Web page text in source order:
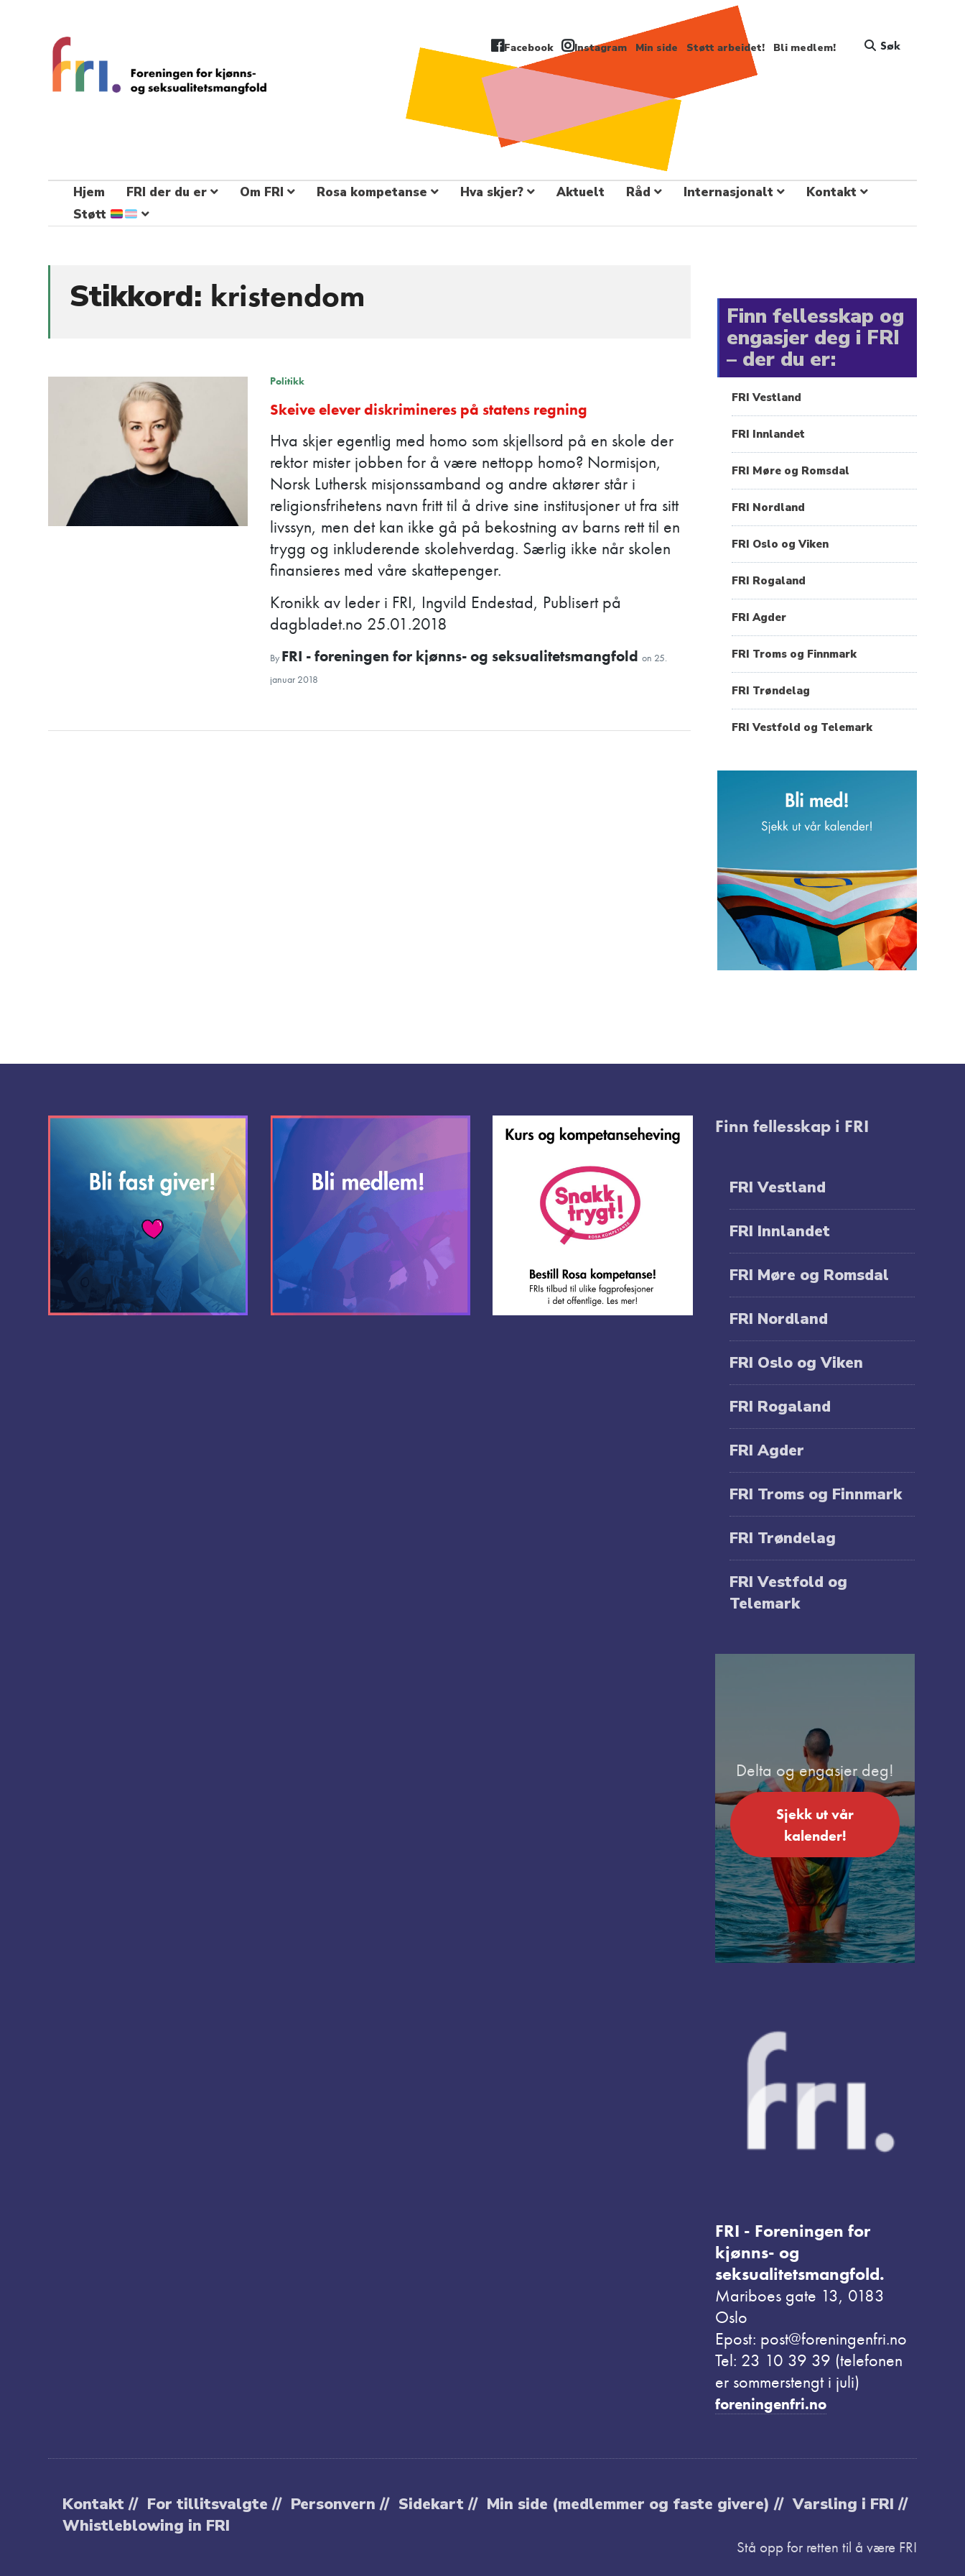
Facebook Instagram Min side Støtt arbeidet! Bli medlem! Søk
Hjem FRI der du er Om FRI Rosa kompetanse Hva skjer? Aktuelt Råd Internasjonalt
Kontakt
Støtt
Stikkord: kristendom
Politikk
Skeive elever diskrimineres på statens regning
Hva skjer egentlig med homo som skjellsord på en skole der
rektor mister jobben for å være nettopp homo? Normisjon,
Norsk Luthersk misjonssamband og andre aktører står i
religionsfrihetens navn fritt til å drive sine institusjoner ut fra sitt
livssyn, men det kan ikke gå på bekostning av barns rett til en
trygg og inkluderende skolehverdag. Særlig ikke når skolen
finansieres med våre skattepenger.
Kronikk av leder i FRI, Ingvild Endestad, Publisert på
dagbladet.no 25.01.2018
By FRI - foreningen for kjønns- og seksualitetsmangfold on 25.
januar 2018
Finn fellesskap og
engasjer deg i FRI
– der du er:
FRI Vestland
FRI Innlandet
FRI Møre og Romsdal
FRI Nordland
FRI Oslo og Viken
FRI Rogaland
FRI Agder
FRI Troms og Finnmark
FRI Trøndelag
FRI Vestfold og Telemark
Finn fellesskap i FRI
FRI Vestland
FRI Innlandet
FRI Møre og Romsdal
FRI Nordland
FRI Oslo og Viken
FRI Rogaland
FRI Agder
FRI Troms og Finnmark
FRI Trøndelag
FRI Vestfold og
Telemark
Delta og engasjer deg!
Sjekk ut vår
kalender!
FRI - Foreningen for
kjønns- og
seksualitetsmangfold.
Mariboes gate 13, 0183
Oslo
Epost: post@foreningenfri.no
Tel: 23 10 39 39 (telefonen
er sommerstengt i juli)
foreningenfri.no
Kontakt // For tillitsvalgte // Personvern // Sidekart // Min side (medlemmer og faste givere) // Varsling i FRI //
Whistleblowing in FRI
Stå opp for retten til å være FRI